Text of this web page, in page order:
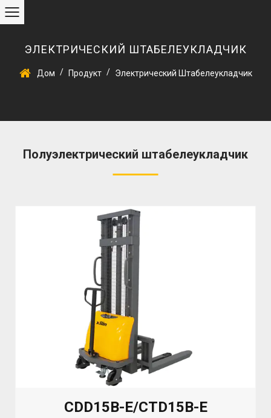
ЭЛЕКТРИЧЕСКИЙ ШТАБЕЛЕУКЛАДЧИК
Дом / Продукт / Электрический Штабелеукладчик
Полуэлектрический штабелеукладчик
CDD15B-E/CTD15B-E